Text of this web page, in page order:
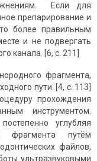
Если для
препарирование и
более правильным
и не подвергать
канала. [6, с. 211]
фрагмента,
пути. [4, с. 113]
прохождения
инструментом.
углубляя
фрагмента путём
файлов,
ультразвуковыми